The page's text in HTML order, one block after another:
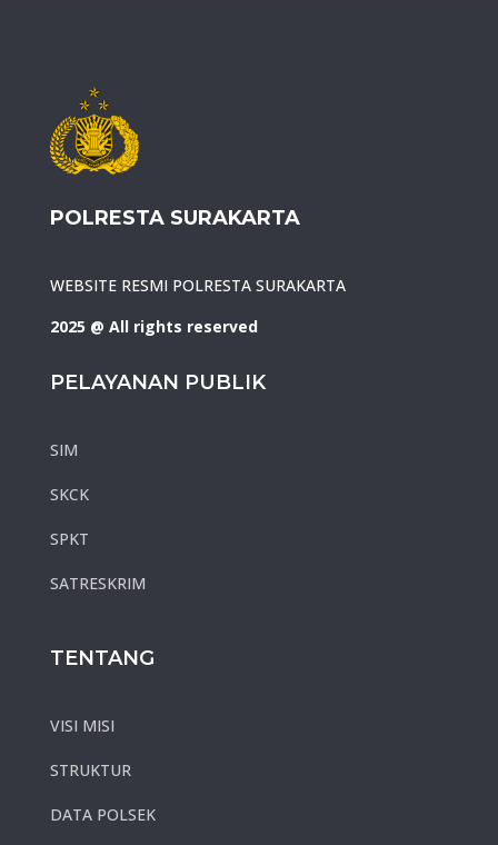
POLRESTA SURAKARTA
WEBSITE RESMI POLRESTA SURAKARTA
2025 @ All rights reserved
PELAYANAN PUBLIK
SIM
SKCK
SPKT
SATRESKRIM
TENTANG
VISI MISI
STRUKTUR
DATA POLSEK